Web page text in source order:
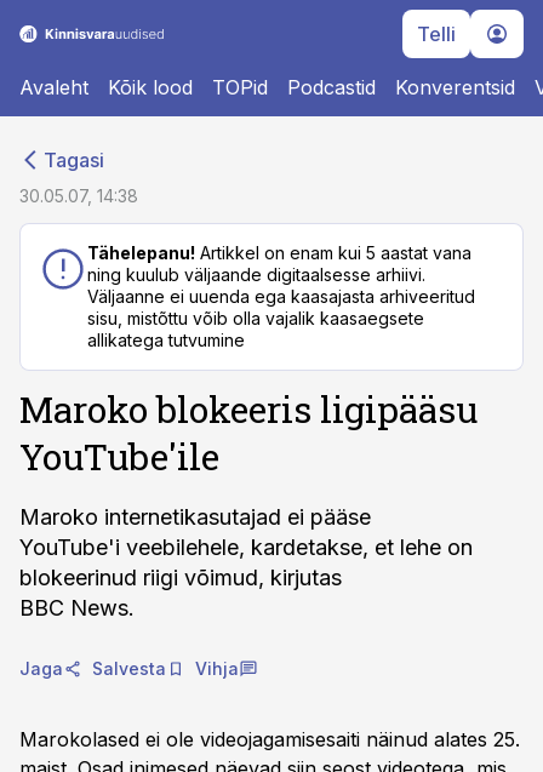
Telli
Avaleht Kõik lood TOPid Podcastid Konverentsid
Tagasi
30.05.07, 14:38
Tähelepanu! Artikkel on enam kui 5 aastat vana
ning kuulub väljaande digitaalsesse arhiivi.
Väljaanne ei uuenda ega kaasajasta arhiveeritud
sisu, mistõttu võib olla vajalik kaasaegsete
allikatega tutvumine
Maroko blokeeris ligipääsu
YouTube'ile
Maroko internetikasutajad ei pääse
YouTube'i veebilehele, kardetakse, et lehe on
blokeerinud riigi võimud, kirjutas
BBC News.
Jaga Salvesta Vihja
Marokolased ei ole videojagamisesaiti näinud alates 25.